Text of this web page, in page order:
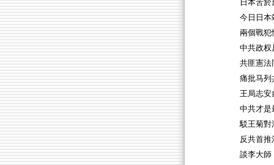
日本苦
今日日本
兩個戰犯
中共政权
共匪憲法
痛批马列
王局志安
中共才是
駁王菊對
反共首推
談李大師